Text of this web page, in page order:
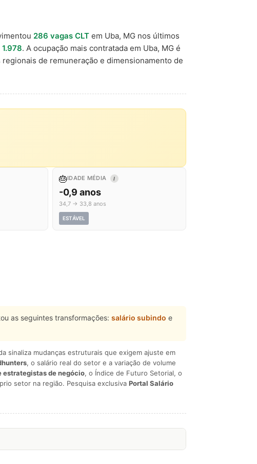
286 vagas CLT em Uba, MG nos últimos
1.978. A ocupação mais contratada em Uba, MG é
de remuneração e dimensionamento de
🎂IDADE MÉDIA I
-0,9 anos
34,7 → 33,8 anos
ESTÁVEL
as seguintes transformações: salário subindo e
sinaliza mudanças estruturais que exigem ajuste em
, o salário real do setor e a variação de volume
estrategistas de negócio, o Índice de Futuro Setorial, o
setor na região. Pesquisa exclusiva Portal Salário